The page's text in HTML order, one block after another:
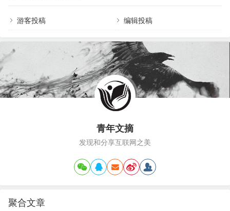
游客投稿 编辑投稿
青年文摘
发现和分享互联网之美
聚合文章